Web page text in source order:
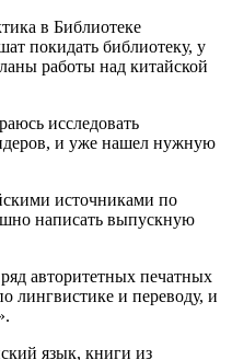
в Библиотеке
покидать библиотеку, у
работы над китайской
исследовать
и уже нашел нужную
источниками по
написать выпускную
авторитетных печатных
лингвистике и переводу, и
язык, книги из